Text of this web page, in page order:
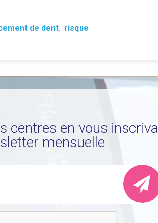
de dent, risque
centres en vous
mensuelle